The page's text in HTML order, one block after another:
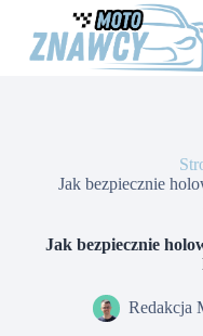
Jak bezpiecznie
Jak bezpiecznie
Redakcja